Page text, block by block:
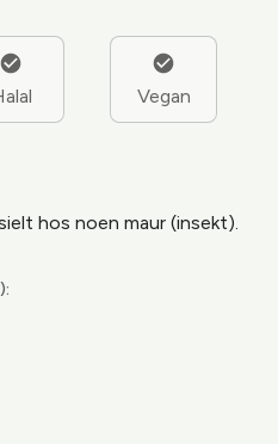
Vegan
hos noen maur (insekt).